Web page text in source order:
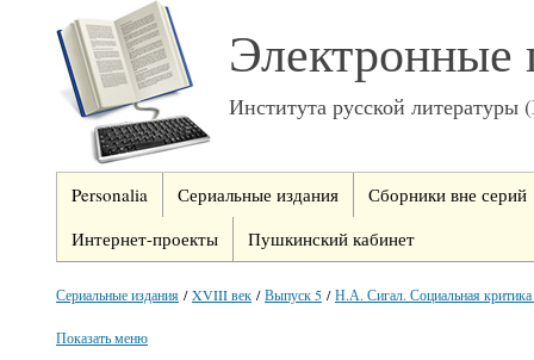
Электронные
Института русской
Personalia Сериальные издания
Сборники вне серий
Интернет-проекты
Пушкинский кабинет
Сериальные издания /XVIII век /Выпуск 5 /Н.А. Сигал. Социальная критика
Показать меню